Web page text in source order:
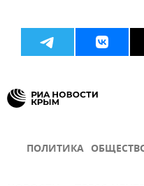
ПОЛИТИКА